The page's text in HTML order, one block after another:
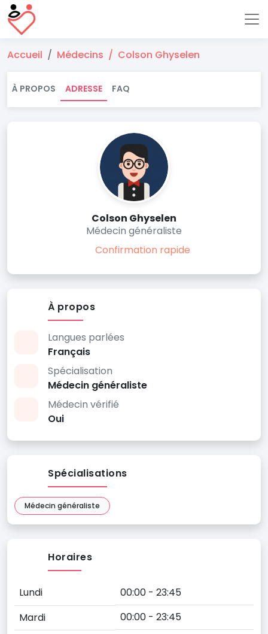
Accueil Médecins Colson Ghyselen
À PROPOS ADRESSE FAQ
Colson Ghyselen
Médecin généraliste
Confirmation rapide
À propos
Langues parlées
Français
Spécialisation
Médecin généraliste
Médecin vérifié
Oui
Spécialisations
Médecin généraliste
Horaires
Lundi
00:00 - 23:45
Mardi
00:00 - 23:45